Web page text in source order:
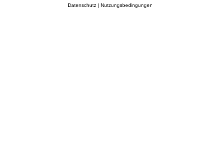
Datenschutz| Nutzungsbedingungen